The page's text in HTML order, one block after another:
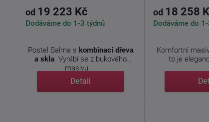
od 19 223 Kč
Dodáváme do 1-3 týdnů
Postel Salma s kombinací dřeva
a skla. Vyrábí se z bukového
masivu ...
Detail
od 18 258
Dodáváme do
Komfortní
to je